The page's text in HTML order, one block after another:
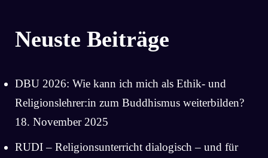
Neuste Beiträge
DBU 2026: Wie kann ich mich als Ethik- und
Religionslehrer:in zum Buddhismus weiterbilden?
18. November 2025
RUDI – Religionsunterricht dialogisch – und für